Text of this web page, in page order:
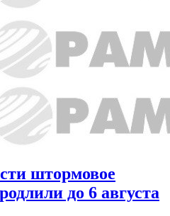
штормовое
до 6 августа